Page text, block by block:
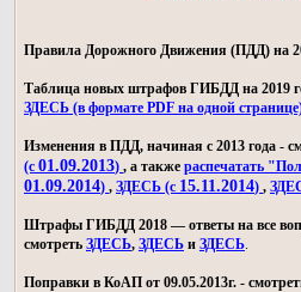
Правила Дорожного Движения (ПДД) на
Таблица новых штрафов ГИБДД на 2019
ЗДЕСЬ (в формате PDF на одной
Изменения в ПДД, начиная с 2013 года -
(с 01.09.2013) , а также распечатать
01.09.2014) , ЗДЕСЬ (с 15.11.2014) ,
Штрафы ГИБДД 2018 — ответы на все
смотреть ЗДЕСЬ, ЗДЕСЬ и ЗДЕСЬ.
Поправки в КоАП от 09.05.2013г. -